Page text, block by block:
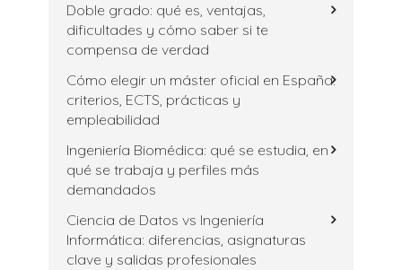
Doble grado: qué es, ventajas,
dificultades y cómo saber si te
compensa de verdad
Cómo elegir un máster oficial en España:
criterios, ECTS, prácticas y
empleabilidad
Ingeniería Biomédica: qué se estudia, en
qué se trabaja y perfiles más
demandados
Ciencia de Datos vs Ingeniería
Informática: diferencias, asignaturas
clave y salidas profesionales